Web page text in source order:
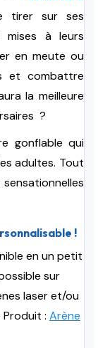
tirer sur ses
mises à leurs
en meute ou
et combattre
la meilleure
?
gonflable qui
adultes. Tout
!
en un petit
sur
laser et/ou
: Arène